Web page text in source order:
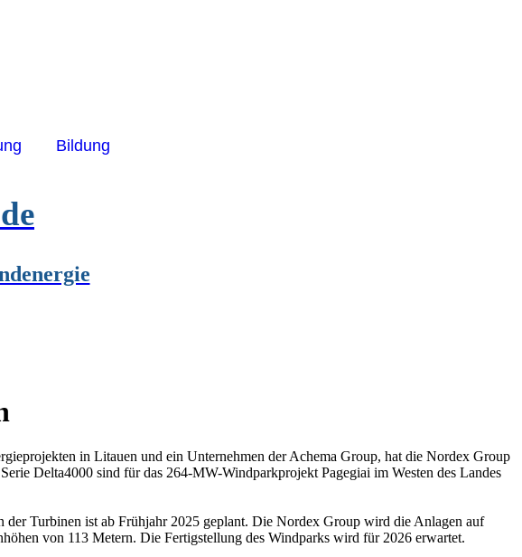
Bildung
in Litauen und ein Unternehmen der Achema Group, hat die Nordex Group
Delta4000 sind für das 264-MW-Windparkprojekt Pagegiai im Westen des Landes
Turbinen ist ab Frühjahr 2025 geplant. Die Nordex Group wird die Anlagen auf
von 113 Metern. Die Fertigstellung des Windparks wird für 2026 erwartet.